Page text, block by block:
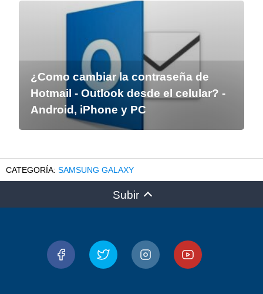
¿Como cambiar la contraseña de
Hotmail - Outlook desde el celular? -
Android, iPhone y PC
SAMSUNG GALAXY
Subir